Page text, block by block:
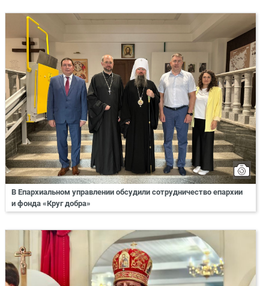
В Епархиальном управлении обсудили сотрудничество епархии
и фонда «Круг добра»